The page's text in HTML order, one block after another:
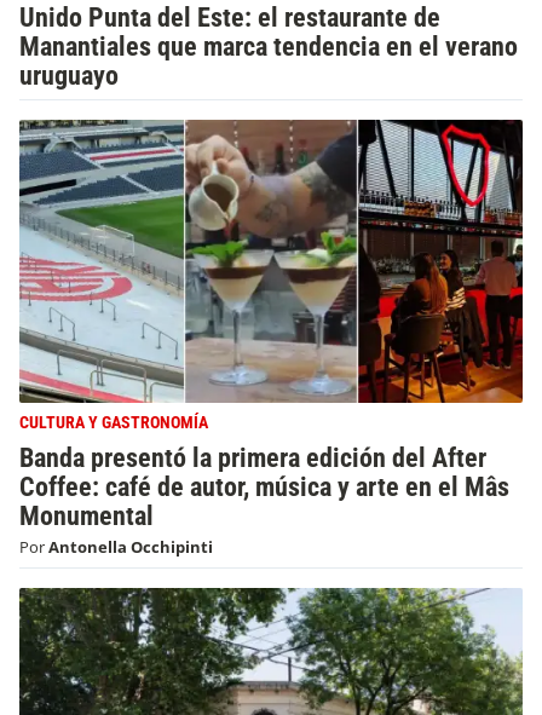
Unido Punta del Este: el restaurante de
Manantiales que marca tendencia en el verano
uruguayo
CULTURA Y GASTRONOMÍA
Banda presentó la primera edición del After
Coffee: café de autor, música y arte en el Mâs
Monumental
PorAntonella Occhipinti